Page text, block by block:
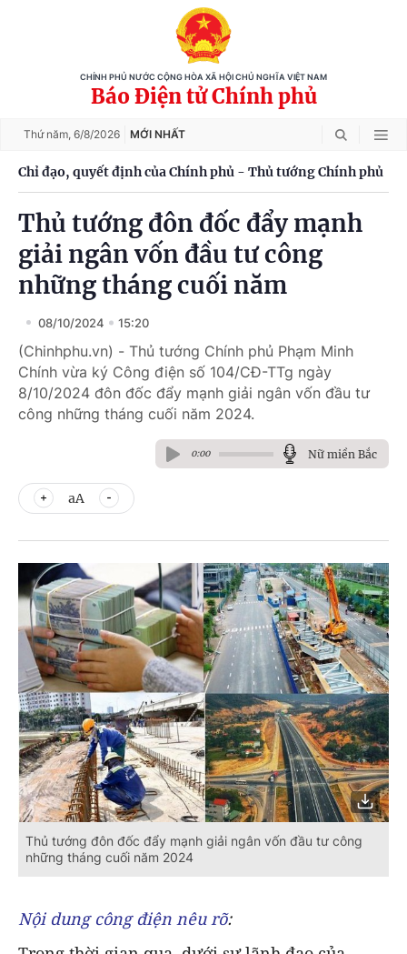
CHÍNH PHỦ NƯỚC CỘNG HÒA XÃ HỘI CHỦ NGHĨA VIỆT NAM
Báo Điện tử Chính phủ
Thứ năm, 6/8/2026 MỚI NHẤT
Chỉ đạo, quyết định của Chính phủ - Thủ tướng Chính phủ
Thủ tướng đôn đốc đẩy mạnh
giải ngân vốn đầu tư công
những tháng cuối năm
08/10/2024 15:20
(Chinhphu.vn) - Thủ tướng Chính phủ Phạm Minh
Chính vừa ký Công điện số 104/CĐ-TTg ngày
8/10/2024 đôn đốc đẩy mạnh giải ngân vốn đầu tư
công những tháng cuối năm 2024.
0:00 Nữ miền Bắc
aA
Thủ tướng đôn đốc đẩy mạnh giải ngân vốn đầu tư công
những tháng cuối năm 2024
Nội dung công điện nêu rõ: